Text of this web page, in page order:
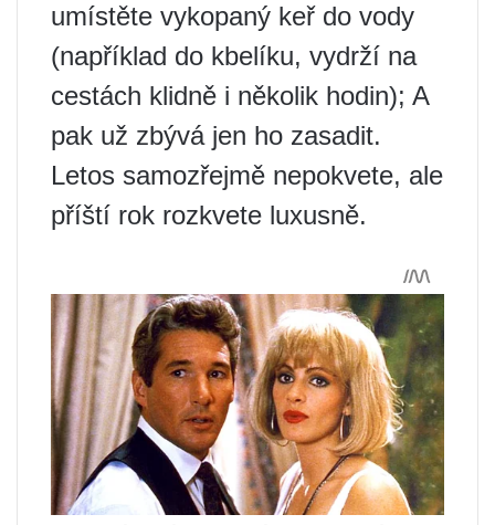
umístěte vykopaný keř do vody
(například do kbelíku, vydrží na
cestách klidně i několik hodin); A
pak už zbývá jen ho zasadit.
Letos samozřejmě nepokvete, ale
příští rok rozkvete luxusně.